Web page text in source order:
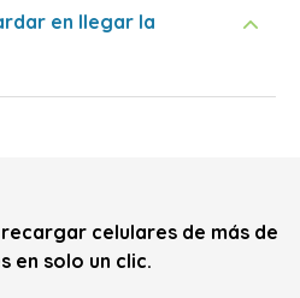
en llegar la
celulares de más de
en solo un clic.